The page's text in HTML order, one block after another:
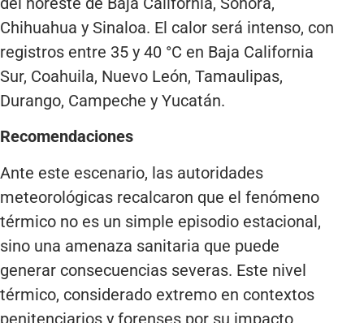
Chihuahua y Sinaloa. El calor será intenso, con
registros entre 35 y 40 °C en Baja California
Sur, Coahuila, Nuevo León, Tamaulipas,
Durango, Campeche y Yucatán.
Recomendaciones
Ante este escenario, las autoridades
meteorológicas recalcaron que el fenómeno
térmico no es un simple episodio estacional,
sino una amenaza sanitaria que puede
generar consecuencias severas. Este nivel
térmico, considerado extremo en contextos
penitenciarios y forenses por su impacto